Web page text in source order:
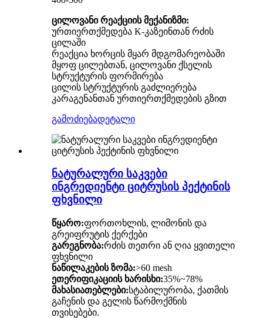
ცილოვანი რეაქციის მექანიზმი:
ურთიერთქმედება K-კაზეინთან რძის
ცილაში
რეაქცია ხორცის მყარ მდგომარეობაში
მყოფ ცილებთან, ცილოვანი ქსელის
სტრუქტურის ფორმირება
ცილის სტრუქტურის გაძლიერება
კარაგენანთან ურთიერთქმედების გზით
გამოძიებადეტალი
ნატურალური საკვები
ინგრედიენტი ციტრუსის პექტინის
ფხვნილი
წყარო:ფორთოხლის, ლიმონის და
გრეიფრუტის ქერქები
გარეგნობა:რძის თეთრი ან ღია ყვითელი
ფხვნილი
ნაწილაკების ზომა:>60 mesh
ეთერიფიკაციის ხარისხი:35%~78%
მახასიათებლები:სტაბილურობა, ქათმის
გაჩენის და გელის წარმოქმნის
თვისებები.